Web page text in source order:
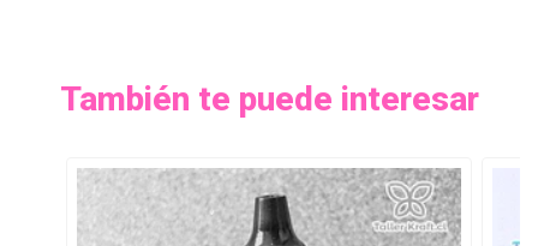
También te puede interesar